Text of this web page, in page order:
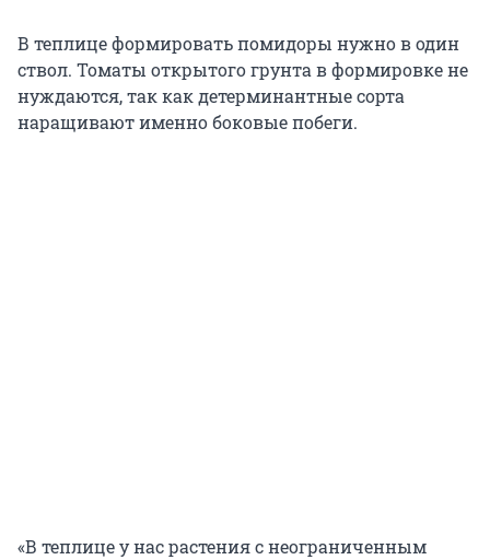
В теплице формировать помидоры нужно в один
ствол. Томаты открытого грунта в формировке не
нуждаются, так как детерминантные сорта
наращивают именно боковые побеги.
«В теплице у нас растения с неограниченным